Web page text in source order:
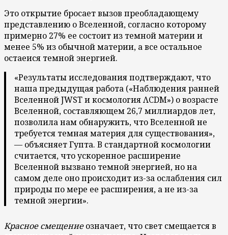
Это открытие бросает вызов преобладающему
представлению о Вселенной, согласно которому
примерно 27% ее состоит из темной материи и
менее 5% из обычной материи, а все остальное
остаеися темной энергией.
«Результаты исследования подтверждают, что
наша предыдущая работа («Наблюдения ранней
Вселенной JWST и космология ΛCDM») о возрасте
Вселенной, составляющем 26,7 миллиардов лет,
позволила нам обнаружить, что Вселенной не
требуется темная материя для существования»,
— объясняет Гупта. В стандартной космологии
считается, что ускоренное расширение
Вселенной вызвано темной энергией, но на
самом деле оно происходит из-за ослабления сил
природы по мере ее расширения, а не из-за
темной энергии».
Красное смещениеозначает, что свет смещается в